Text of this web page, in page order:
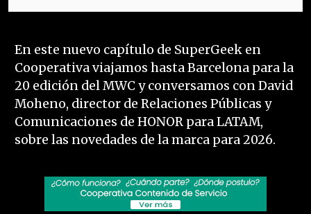
En este nuevo capítulo de SuperGeek en
Cooperativa viajamos hasta Barcelona para la
20 edición del MWC y conversamos con David
Moheno, director de Relaciones Públicas y
Comunicaciones de HONOR para LATAM,
sobre las novedades de la marca para 2026.